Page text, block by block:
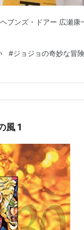
ブンズ・ドアー 広瀬康
#ジョジョの奇妙な冒険
風 1